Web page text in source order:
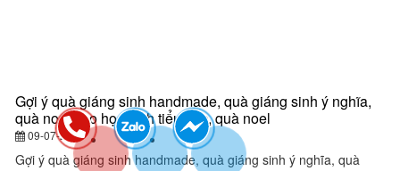
Gợi ý quà giáng sinh handmade, quà giáng sinh ý nghĩa,
quà noel cho học sinh tiểu học, quà noel
09-07-2024
Gợi ý quà giáng sinh handmade, quà giáng sinh ý nghĩa, quà